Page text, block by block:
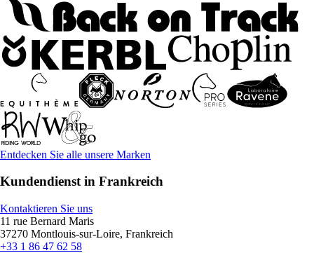
Entdecken Sie alle unsere Marken
Kundendienst in Frankreich
Kontaktieren Sie uns
11 rue Bernard Maris
37270 Montlouis-sur-Loire, Frankreich
+33 1 86 47 62 58